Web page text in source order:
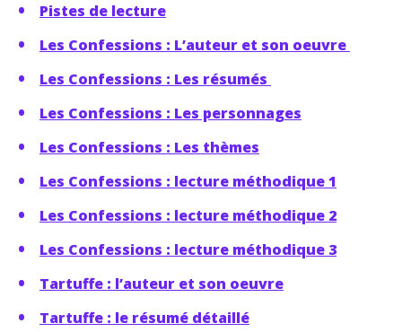
Pistes de lecture
Les Confessions : L’auteur et son oeuvre
Les Confessions : Les résumés
Les Confessions : Les personnages
Les Confessions : Les thèmes
Les Confessions : lecture méthodique 1
Les Confessions : lecture méthodique 2
Les Confessions : lecture méthodique 3
Tartuffe : l’auteur et son oeuvre
Tartuffe : le résumé détaillé